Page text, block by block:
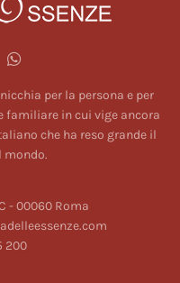
per la persona e per
familiare in cui vige ancora
che ha reso grande il
mondo.
- 00060 Roma
200